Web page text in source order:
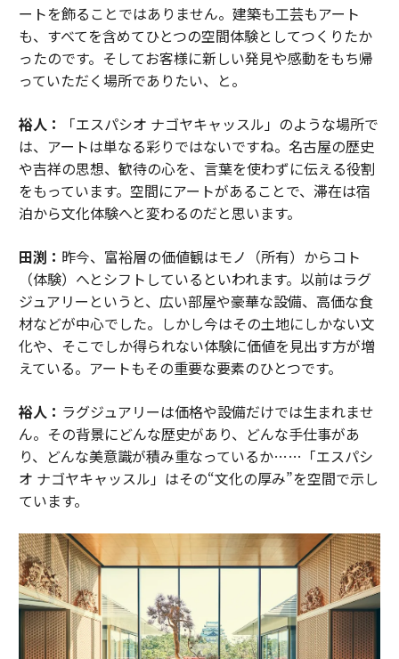
ートを飾ることではありません。建築も工芸もアート
も、すべてを含めてひとつの空間体験としてつくりたか
ったのです。そしてお客様に新しい発見や感動をもち帰
っていただく場所でありたい、と。
裕人：
「エスパシオ ナゴヤキャッスル」のような場所で
は、アートは単なる彩りではないですね。名古屋の歴史
や吉祥の思想、歓待の心を、言葉を使わずに伝える役割
をもっています。空間にアートがあることで、滞在は宿
泊から文化体験へと変わるのだと思います。
田渕： 昨今、富裕層の価値観はモノ（所有）からコト
（体験）へとシフトしているといわれます。以前はラグ
ジュアリーというと、広い部屋や豪華な設備、高価な食
材などが中心でした。しかし今はその土地にしかない文
化や、そこでしか得られない体験に価値を見出す方が増
えている。アートもその重要な要素のひとつです。
裕人： ラグジュアリーは価格や設備だけでは生まれませ
ん。その背景にどんな歴史があり、どんな手仕事があ
り、どんな美意識が積み重なっているか……「エスパシ
オ ナゴヤキャッスル」はその“文化の厚み”を空間で示し
ています。